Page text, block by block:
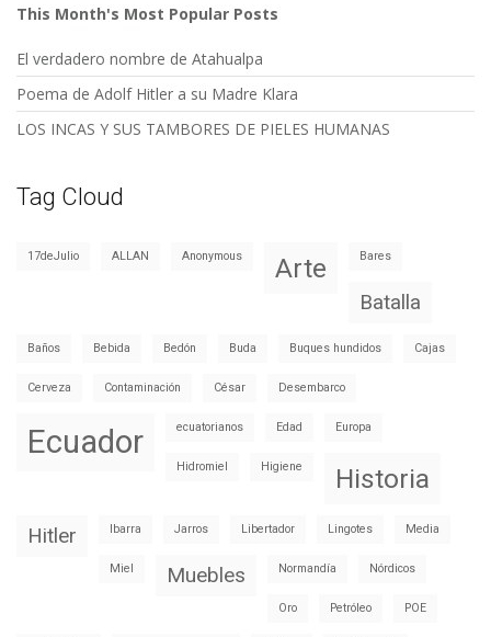
This Month's Most Popular Posts
El verdadero nombre de Atahualpa
Poema de Adolf Hitler a su Madre Klara
LOS INCAS Y SUS TAMBORES DE PIELES HUMANAS
Tag Cloud
17deJulio ALLAN Anonymous Arte Bares
Batalla
Baños Bebida Bedón Buda Buques hundidos Cajas
Cerveza Contaminación César Desembarco
Ecuador ecuatorianos Edad Europa
Hidromiel Higiene Historia
Hitler Ibarra Jarros Libertador Lingotes Media
Miel Muebles Normandía Nórdicos
Oro Petróleo POE